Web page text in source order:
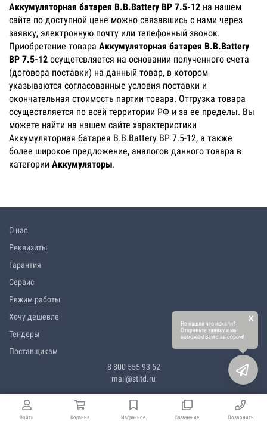
Войти Корзина Избранное Сравнение Позвонить
Аккумуляторная батарея B.B.Battery BP 7.5-12 на нашем
сайте по доступной цене можно связавшись с нами через
заявку, электронную почту или телефонный звонок.
Приобретение товара Аккумуляторная батарея B.B.Battery
BP 7.5-12 осущетсвляется на основании полученного счета
(договора поставки) на данный товар, в котором
указываются согласованные условия поставки и
окончательная стоимость партии товара. Отгрузка товара
осуществляется по всей территории РФ и за ее пределы. Вы
можете найти на нашем сайте характеристики
Аккумуляторная батарея B.B.Battery BP 7.5-12, а также
более широкое предложение, аналогов данного товара в
категории Аккумуляторы.
О нас
Реквизиты
Гарантия
Сервис
Режим работы
Хочу дешевле
Тендеры
Поставщикам
8 800 555 93 62
mail@stltd.ru
Не нашли что искали?
Отправьте заявку и мы
поможем Вам с выбором!
×